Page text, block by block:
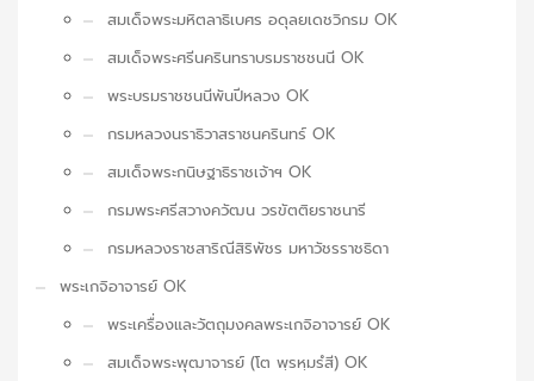
สมเด็จพระมหิตลาธิเบศร อดุลยเดชวิกรม OK
สมเด็จพระศรีนครินทราบรมราชชนนี OK
พระบรมราชชนนีพันปีหลวง OK
กรมหลวงนราธิวาสราชนครินทร์ OK
สมเด็จพระกนิษฐาธิราชเจ้าฯ OK
กรมพระศรีสวางควัฒน วรขัตติยราชนารี
กรมหลวงราชสาริณีสิริพัชร มหาวัชรราชธิดา
พระเกจิอาจารย์ OK
พระเครื่องและวัตถุมงคลพระเกจิอาจารย์ OK
สมเด็จพระพุฒาจารย์ (โต พฺรหฺมรํสี) OK